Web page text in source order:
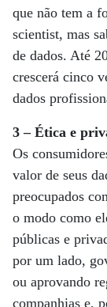
que não tem a
scientist, mas
de dados. Até
crescerá cinco
dados
3 – Ética e
Os
valor de seus
preocupados
o modo como
públicas e
por um lado,
ou aprovando
companhias e,